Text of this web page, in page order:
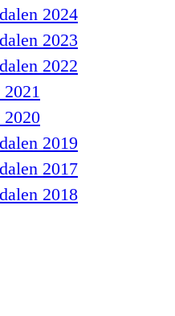
2024
2023
2022
2019
2017
2018